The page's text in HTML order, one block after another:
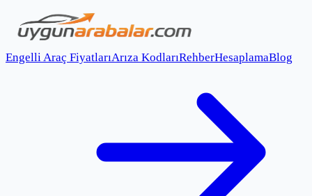
Engelli Araç FiyatlarıArıza KodlarıRehberHesaplamaBlog